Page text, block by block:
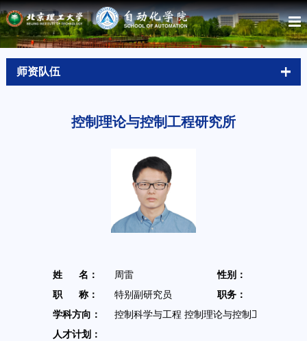
师资队伍
控制理论与控制工程研究所
姓 名： 周雷 性别：
职 称：
特别副研究员
职务：
学科方向：
控制科学与工程 控制理论与控制工程
人才计划：